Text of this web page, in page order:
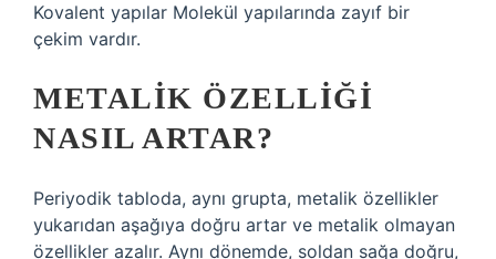
Kovalent yapılar Molekül yapılarında zayıf bir
çekim vardır.
METALIK ÖZELLIĞI
NASIL ARTAR?
Periyodik tabloda, aynı grupta, metalik özellikler
yukarıdan aşağıya doğru artar ve metalik olmayan
özellikler azalır. Aynı dönemde, soldan sağa doğru,